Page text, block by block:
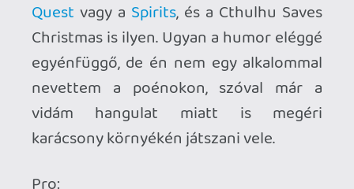
Kiknek ajánlható?
Ha bírod a pixeles JRPG-ket, akkor
karácsony környékére egy ideális